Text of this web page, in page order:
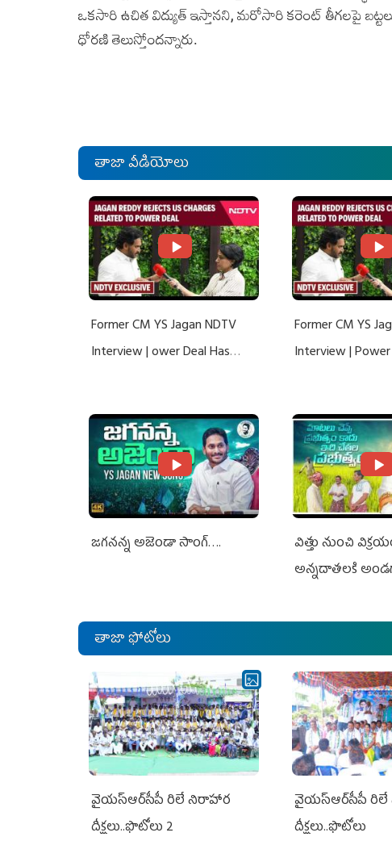
ఒకసారి ఉచిత విద్యుత్ ఇస్తానని, మరోసారి కరెంట్ తీగలపై
ధోరణి తెలుస్తోందన్నారు.
తాజా వీడియోలు
Former CM YS Jagan NDTV
Interview | ower Deal Has
Former CM YS
Interview |
జగనన్న అజెండా సాంగ్….
విత్తు నుంచి
అన్నదాతలకి
తాజా ఫోటోలు
వైయ‌స్ఆర్‌సీపీ రిలే నిరాహార
దీక్షలు..ఫొటోలు 2
వైయ‌స్ఆర్‌సీపీ
దీక్షలు..ఫొటోలు